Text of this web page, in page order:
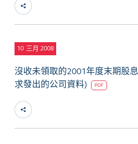
10 三月 2008
沒收未領取的2001年度末期股
求發出的公司資料)
PDF